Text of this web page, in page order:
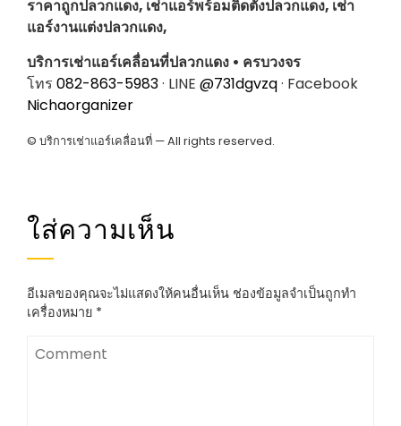
ราคาถูกปลวกแดง, เช่าแอร์พร้อมติดตั้งปลวกแดง, เช่า
แอร์งานแต่งปลวกแดง,
บริการเช่าแอร์เคลื่อนที่ปลวกแดง • ครบวงจร
โทร 082-863-5983· LINE @731dgvzq· Facebook
Nichaorganizer
© บริการเช่าแอร์เคลื่อนที่ — All rights reserved.
ใส่ความเห็น
อีเมลของคุณจะไม่แสดงให้คนอื่นเห็น ช่องข้อมูลจำเป็นถูกทำ
เครื่องหมาย *